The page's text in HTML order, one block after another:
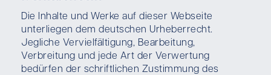
Die Inhalte und Werke auf dieser Webseite
unterliegen dem deutschen Urheberrecht.
Jegliche Vervielfältigung, Bearbeitung,
Verbreitung und jede Art der Verwertung
bedürfen der schriftlichen Zustimmung des